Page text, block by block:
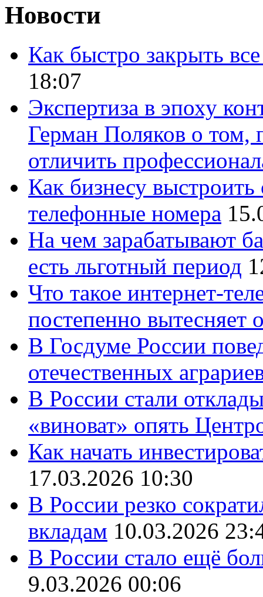
Новости
Как быстро закрыть
18:07
Экспертиза в эпоху
Герман Поляков о том,
отличить
Как бизнесу
телефонные номера
На чем зарабатывают
есть льготный период
Что такое интернет-
постепенно вытесняет
В Госдуме России
отечественных
В России стали
«виноват» опять
Как начать
17.03.2026 10:30
В России резко
вкладам 10.03.2026
В России стало ещё
9.03.2026 00:06